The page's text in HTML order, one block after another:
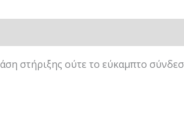
στήριξης ούτε το εύκαμπτο